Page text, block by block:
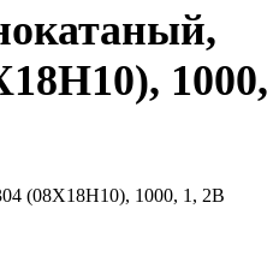
1000,
(08Х18Н10), 1000, 1, 2B